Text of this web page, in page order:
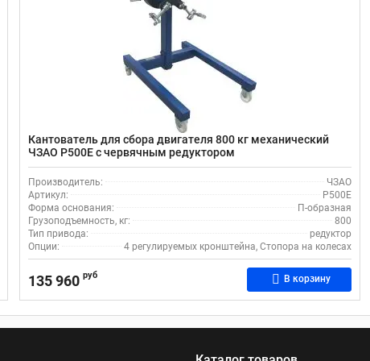
Кантователь для сбора двигателя 800 кг механический
ЧЗАО Р500Е с червячным редуктором
Производитель:
ЧЗАО
Артикул:
Р500Е
Форма основания:
П-образная
Грузоподъемность, кг:
800
Тип привода:
редуктор
Опции:
4 регулируемых кронштейна, Стопора на колесах
135 960 руб В корзину